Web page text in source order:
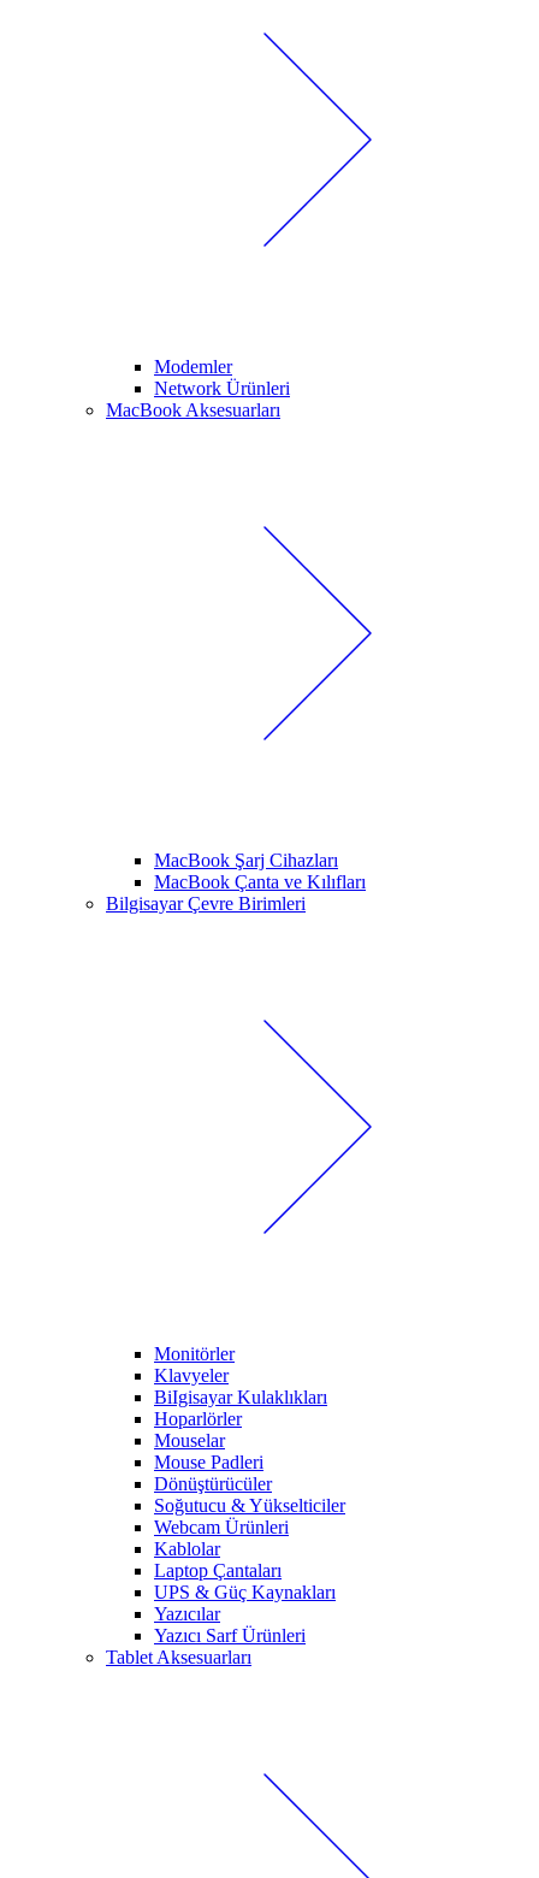
Modemler
Network Ürünleri
MacBook Aksesuarları
MacBook Şarj Cihazları
MacBook Çanta ve Kılıfları
Bilgisayar Çevre Birimleri
Monitörler
Klavyeler
BiIgisayar Kulaklıkları
Hoparlörler
Mouselar
Mouse Padleri
Dönüştürücüler
Soğutucu & Yükselticiler
Webcam Ürünleri
Kablolar
Laptop Çantaları
UPS & Güç Kaynakları
Yazıcılar
Yazıcı Sarf Ürünleri
Tablet Aksesuarları